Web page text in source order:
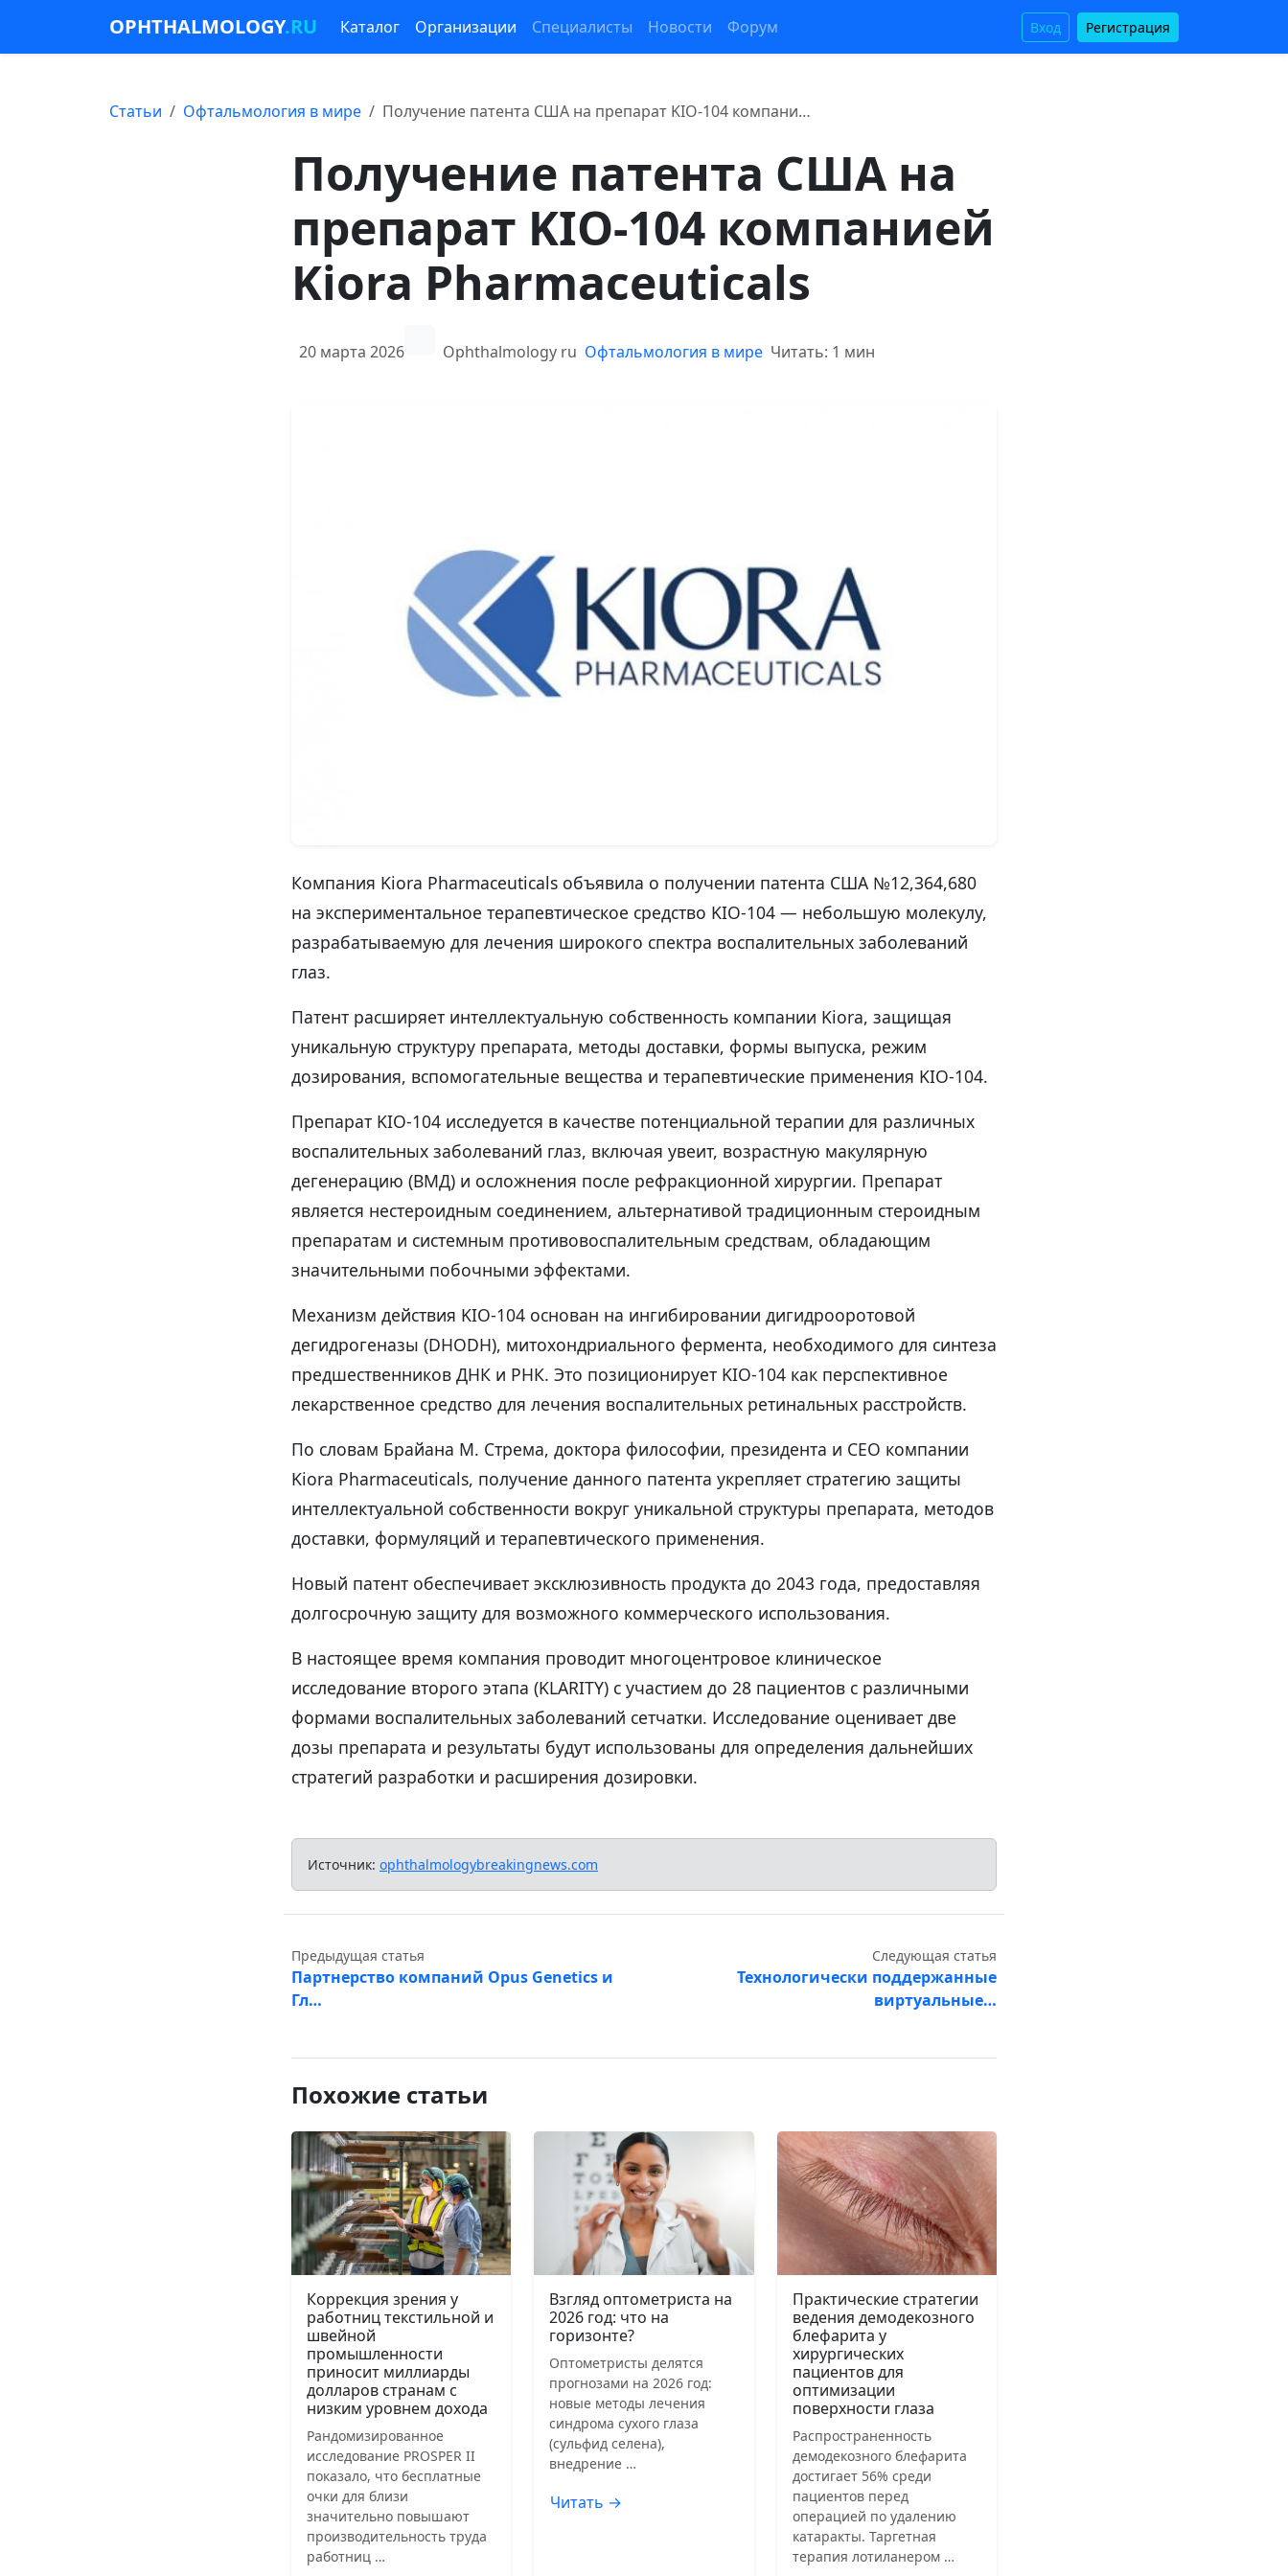
OPHTHALMOLOGY.RU Каталог Организации Специалисты Новости Форум Вход Регистрация
Статьи Офтальмология в мире Получение патента США на препарат KIO-104 компани…
Получение патента США на
препарат KIO-104 компанией
Kiora Pharmaceuticals
20 марта 2026 Ophthalmology ru Офтальмология в мире Читать: 1 мин
Компания Kiora Pharmaceuticals объявила о получении патента США №12,364,680
на экспериментальное терапевтическое средство KIO-104 — небольшую молекулу,
разрабатываемую для лечения широкого спектра воспалительных заболеваний
глаз.
Патент расширяет интеллектуальную собственность компании Kiora, защищая
уникальную структуру препарата, методы доставки, формы выпуска, режим
дозирования, вспомогательные вещества и терапевтические применения KIO-104.
Препарат KIO-104 исследуется в качестве потенциальной терапии для различных
воспалительных заболеваний глаз, включая увеит, возрастную макулярную
дегенерацию (ВМД) и осложнения после рефракционной хирургии. Препарат
является нестероидным соединением, альтернативой традиционным стероидным
препаратам и системным противовоспалительным средствам, обладающим
значительными побочными эффектами.
Механизм действия KIO-104 основан на ингибировании дигидрооротовой
дегидрогеназы (DHODH), митохондриального фермента, необходимого для синтеза
предшественников ДНК и РНК. Это позиционирует KIO-104 как перспективное
лекарственное средство для лечения воспалительных ретинальных расстройств.
По словам Брайана М. Стрема, доктора философии, президента и CEO компании
Kiora Pharmaceuticals, получение данного патента укрепляет стратегию защиты
интеллектуальной собственности вокруг уникальной структуры препарата, методов
доставки, формуляций и терапевтического применения.
Новый патент обеспечивает эксклюзивность продукта до 2043 года, предоставляя
долгосрочную защиту для возможного коммерческого использования.
В настоящее время компания проводит многоцентровое клиническое
исследование второго этапа (KLARITY) с участием до 28 пациентов с различными
формами воспалительных заболеваний сетчатки. Исследование оценивает две
дозы препарата и результаты будут использованы для определения дальнейших
стратегий разработки и расширения дозировки.
Источник: ophthalmologybreakingnews.com
Предыдущая статья
Партнерство компаний Opus Genetics и
Гл…
Следующая статья
Технологически поддержанные
виртуальные…
Похожие статьи
Коррекция зрения у
работниц текстильной и
швейной
промышленности
приносит миллиарды
долларов странам с
низким уровнем дохода
Рандомизированное
исследование PROSPER II
показало, что бесплатные
очки для близи
значительно повышают
производительность труда
работниц …
Взгляд оптометриста на
2026 год: что на
горизонте?
Оптометристы делятся
прогнозами на 2026 год:
новые методы лечения
синдрома сухого глаза
(сульфид селена),
внедрение …
Читать →
Практические стратегии
ведения демодекозного
блефарита у
хирургических
пациентов для
оптимизации
поверхности глаза
Распространенность
демодекозного блефарита
достигает 56% среди
пациентов перед
операцией по удалению
катаракты. Таргетная
терапия лотиланером …